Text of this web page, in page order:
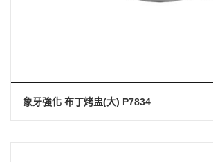
象牙強化 布丁烤盅(大) P7834